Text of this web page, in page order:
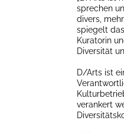
sprechen
divers,
spiegelt
Kuratorin
Diversität
D/Arts ist
verankert